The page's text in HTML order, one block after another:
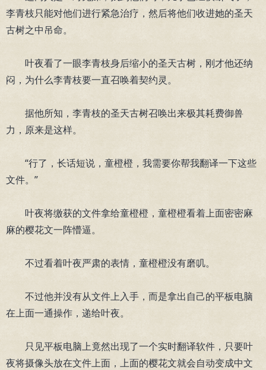
李青枝只能对他们进行紧急治疗，然后将他们收进她的圣天
古树之中吊命。
叶夜看了一眼李青枝身后缩小的圣天古树，刚才他还纳
闷，为什么李青枝要一直召唤着契约灵。
据他所知，李青枝的圣天古树召唤出来极其耗费御兽
力，原来是这样。
“行了，长话短说，童橙橙，我需要你帮我翻译一下这些
文件。”
叶夜将缴获的文件拿给童橙橙，童橙橙看着上面密密麻
麻的樱花文一阵懵逼。
不过看着叶夜严肃的表情，童橙橙没有磨叽。
不过他并没有从文件上入手，而是拿出自己的平板电脑
在上面一通操作，递给叶夜。
只见平板电脑上竟然出现了一个实时翻译软件，只要叶
夜将摄像头放在文件上面，上面的樱花文就会自动变成中文